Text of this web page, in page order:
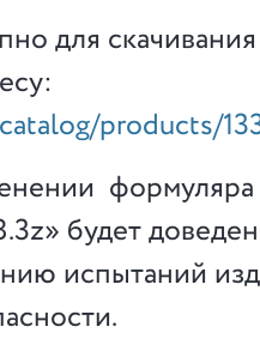
для
products/
будет
испытаний